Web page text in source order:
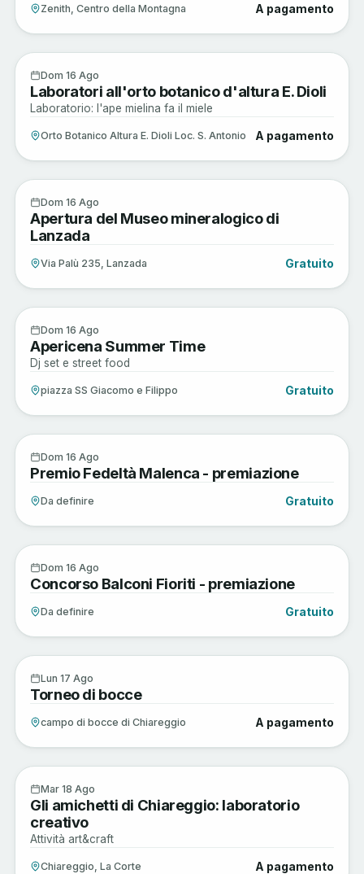
Zenith, Centro della Montagna A pagamento
Sagre e Tradizioni
AGO
Dom 16 Ago
Laboratori all'orto botanico d'altura E. Dioli
Laboratorio: l'ape mielina fa il miele
Orto Botanico Altura E. Dioli Loc. S. Antonio A pagamento
Arte e Cultura
Dom 16 Ago
Apertura del Museo mineralogico di
Lanzada
Via Palù 235, Lanzada Gratuito
Enogastronomia
Dom 16 Ago
Apericena Summer Time
Dj set e street food
piazza SS Giacomo e Filippo Gratuito
Sagre e Tradizioni
Dom 16 Ago
Premio Fedeltà Malenca - premiazione
Da definire Gratuito
Sagre e Tradizioni
Dom 16 Ago
Concorso Balconi Fioriti - premiazione
Da definire Gratuito
Musica e Spettacoli
Lun 17 Ago
Torneo di bocce
campo di bocce di Chiareggio A pagamento
Musica e Spettacoli
Mar 18 Ago
Gli amichetti di Chiareggio: laboratorio
creativo
Attività art&craft
Chiareggio, La Corte A pagamento